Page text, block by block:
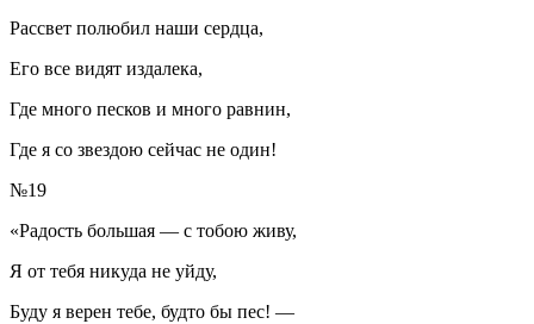
Рассвет полюбил наши сердца,
Его все видят издалека,
Где много песков и много равнин,
Где я со звездою сейчас не один!
№19
«Радость большая — с тобою живу,
Я от тебя никуда не уйду,
Буду я верен тебе, будто бы пес! —